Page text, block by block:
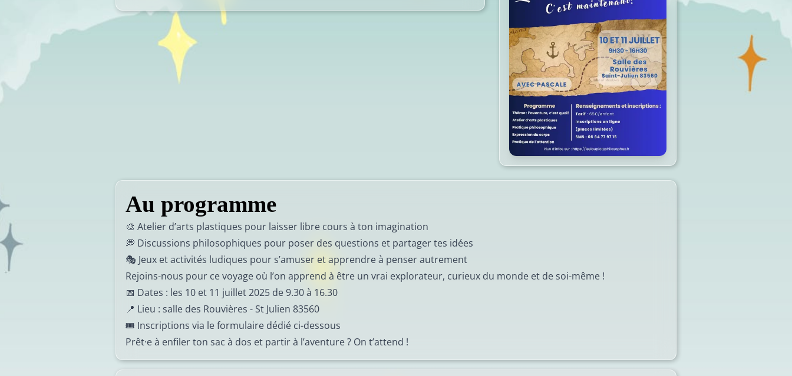
Au programme
🎨 Atelier d’arts plastiques pour laisser libre cours à ton imagination
💭 Discussions philosophiques pour poser des questions et partager tes idées
🎭 Jeux et activités ludiques pour s’amuser et apprendre à penser autrement
Rejoins-nous pour ce voyage où l’on apprend à être un vrai explorateur, curieux du monde et de soi-même !
📅 Dates : les 10 et 11 juillet 2025 de 9.30 à 16.30
📍 Lieu : salle des Rouvières - St Julien 83560
🎟️ Inscriptions via le formulaire dédié ci-dessous
Prêt·e à enfiler ton sac à dos et partir à l’aventure ? On t’attend !